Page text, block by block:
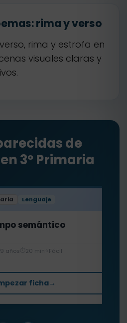
rima y verso
rima y estrofa en
visuales claras y
de
3º Primaria
Lenguaje
semántico
años 20 min Fácil
ficha→